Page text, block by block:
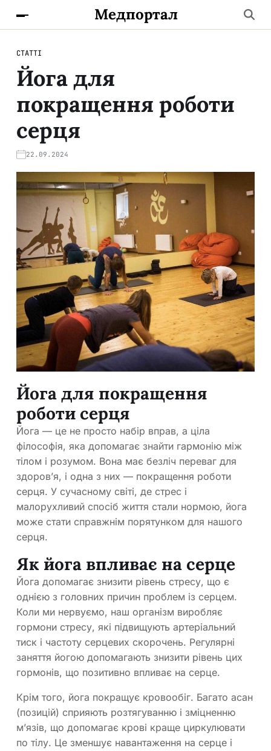
Медпортал
СТАТТІ
Йога для
покращення роботи
серця
22.09.2024
Йога для покращення
роботи серця
Йога — це не просто набір вправ, а ціла
філософія, яка допомагає знайти гармонію між
тілом і розумом. Вона має безліч переваг для
здоров’я, і одна з них — покращення роботи
серця. У сучасному світі, де стрес і
малорухливий спосіб життя стали нормою, йога
може стати справжнім порятунком для нашого
серця.
Як йога впливає на серце
Йога допомагає знизити рівень стресу, що є
однією з головних причин проблем із серцем.
Коли ми нервуємо, наш організм виробляє
гормони стресу, які підвищують артеріальний
тиск і частоту серцевих скорочень. Регулярні
заняття йогою допомагають знизити рівень цих
гормонів, що позитивно впливає на серце.
Крім того, йога покращує кровообіг. Багато асан
(позицій) сприяють розтягуванню і зміцненню
м’язів, що допомагає крові краще циркулювати
по тілу. Це зменшує навантаження на серце і